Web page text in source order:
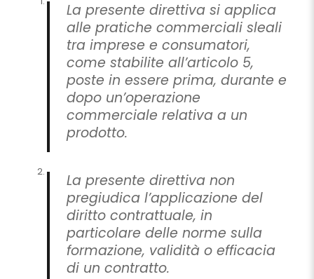
La presente direttiva si applica
alle pratiche commerciali sleali
tra imprese e consumatori,
come stabilite all’articolo 5,
poste in essere prima, durante e
dopo un’operazione
commerciale relativa a un
prodotto.
La presente direttiva non
pregiudica l’applicazione del
diritto contrattuale, in
particolare delle norme sulla
formazione, validità o efficacia
di un contratto.